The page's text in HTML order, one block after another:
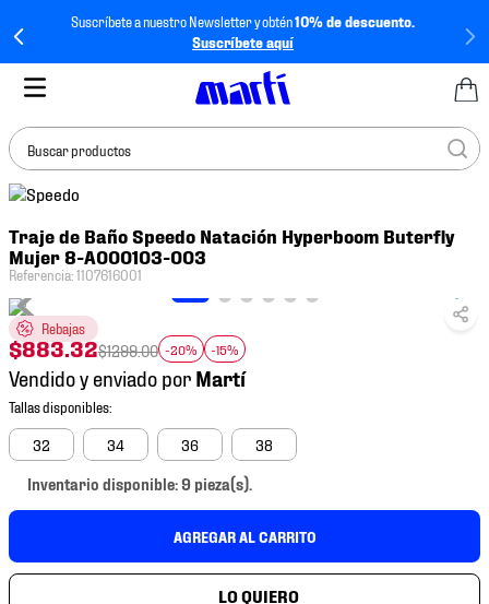
Suscríbete a nuestro Newsletter y obtén10% de descuento.
Suscríbete aquí
Buscar productos
Traje de Baño Speedo Natación Hyperboom Buterfly
Mujer 8-A000103-003
Referencia:1107616001
Rebajas
$883.32$1299.00 -20% -15%
Vendido y enviado por
32 34 36 38
Inventario disponible: 9 pieza(s).
AGREGAR AL CARRITO
BUSCADOS
1.
tenis mujer
2.
3.
tenis
4.
tenis futbol
5.
jersey
6.
mochila
9.
tenis niño